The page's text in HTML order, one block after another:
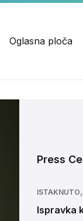
Oglasna ploča
Press
ISTAKNUTO,
Ispravka